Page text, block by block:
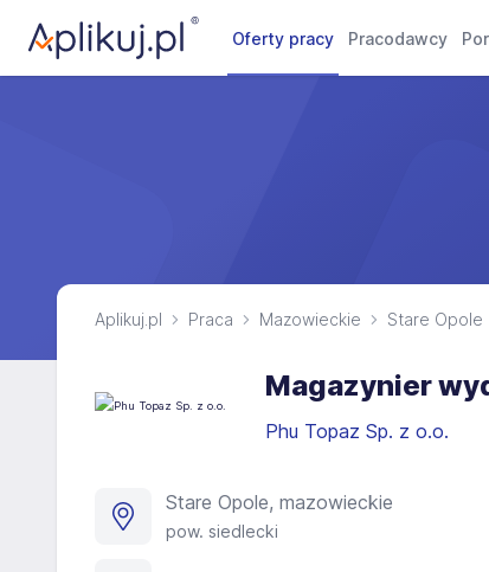
Oferty pracy Pracodawcy
Aplikuj.pl Praca Mazowieckie Stare Opole
Magazynier
Phu Topaz Sp. z o.o.
Stare Opole, mazowieckie
pow. siedlecki